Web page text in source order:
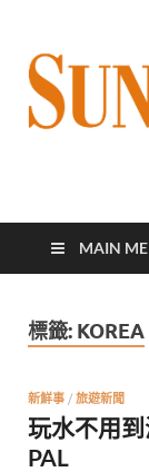
太陽
MAIN
標籤: KOREA
新鮮事 / 旅遊新聞
玩水不用
PAL